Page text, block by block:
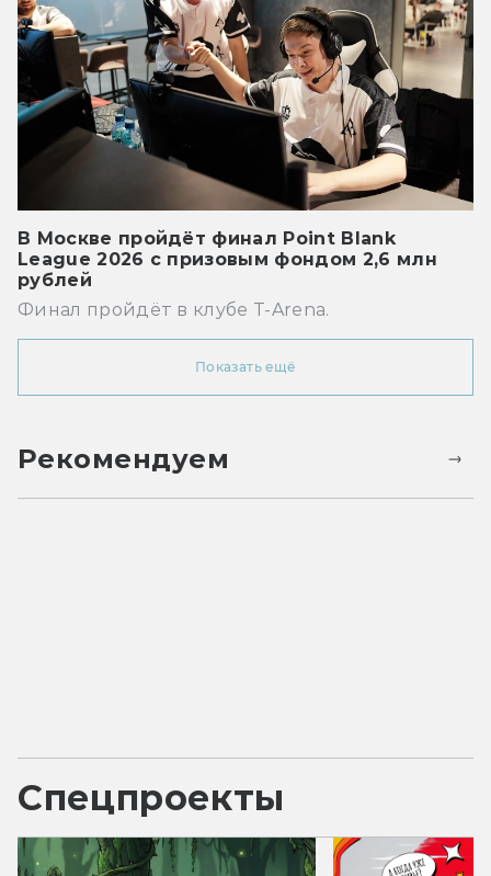
В Москве пройдёт финал Point Blank
League 2026 с призовым фондом 2,6 млн
рублей
Финал пройдёт в клубе T-Arena.
Показать ещё
Рекомендуем
Спецпроекты